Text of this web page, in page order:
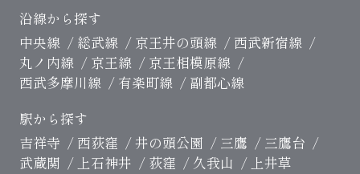
沿線から探す
中央線
総武線 京王井の頭線
西武新宿線
丸ノ内線
京王線
京王相模原線
西武多摩川線
有楽町線
副都心線
駅から探す
吉祥寺
西荻窪 井の頭公園 三鷹
三鷹台
武蔵関
上石神井 荻窪 久我山 上井草